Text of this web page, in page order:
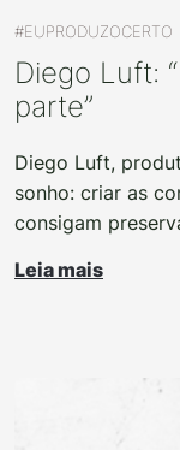
#EUPRODUZOCERTO
Diego Luft:
parte”
Diego Luft,
sonho: criar as
consigam
Leia mais